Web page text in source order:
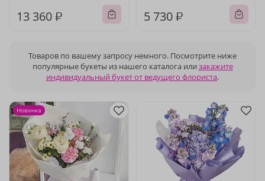
13 360 ₽ 5 730 ₽
Товаров по вашему запросу немного. Посмотрите ниже
популярные букеты из нашего каталога или закажите
индивидуальный букет от ведущего флориста.
Новинка